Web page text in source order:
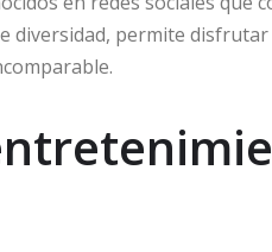
diversidad, permite